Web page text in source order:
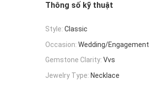
Thông số kỹ thuật
Style: Classic
Occasion: Wedding/Engagement
Gemstone Clarity: Vvs
Jewelry Type: Necklace